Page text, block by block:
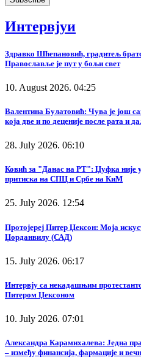
Интервјуи
Здравко Шћепановић, градитељ
Православље је пут у бољи свет
10. August 2026. 04:25
Валентина Булатовић: Чува је још
која две и по деценије после рата и
28. July 2026. 06:10
Ковић за "Данас на РТ": Џуфка није
притиска на СПЦ и Србе на КиМ
25. July 2026. 12:54
Протојереј Питер Џексон: Моја
Џорданвилу (САД)
15. July 2026. 06:17
Интервју са некадашњим
Питером Џексоном
10. July 2026. 07:01
Александра Карамихалева: Једна
– између финансија, фармације и